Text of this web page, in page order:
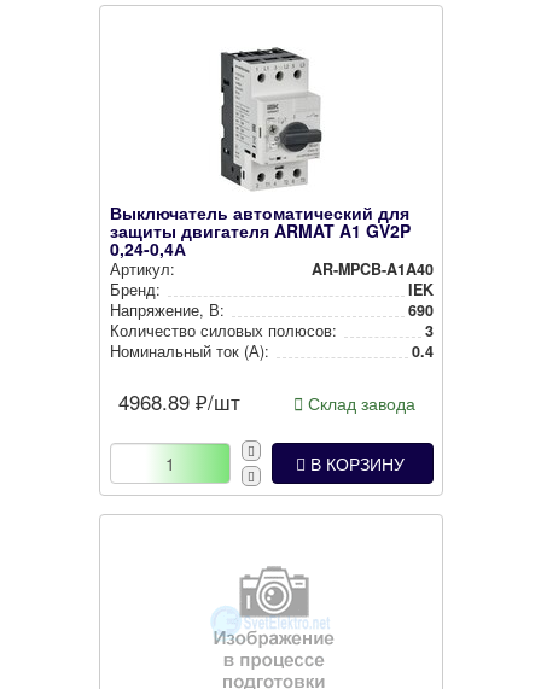
Выключатель автоматический для
защиты двигателя ARMAT A1 GV2P
0,24-0,4А
Артикул:
AR-MPCB-A1A40
Бренд:
IEK
Нап­ря­же­ние, В:
690
Количество силовых полюсов:
3
Номи­наль­ный ток (А):
0.4
4968.89 ₽/шт Склад завода
В КОРЗИНУ